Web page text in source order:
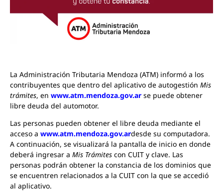
La Administración Tributaria Mendoza (ATM) informó a los
contribuyentes que dentro del aplicativo de autogestión Mis
trámites, en www.atm.mendoza.gov.ar se puede obtener
libre deuda del automotor.
Las personas pueden obtener el libre deuda mediante el
acceso a www.atm.mendoza.gov.ardesde su computadora.
A continuación, se visualizará la pantalla de inicio en donde
deberá ingresar a Mis Trámites con CUIT y clave. Las
personas podrán obtener la constancia de los dominios que
se encuentren relacionados a la CUIT con la que se accedió
al aplicativo.